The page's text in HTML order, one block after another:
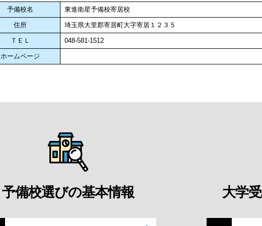
予備校名 東進衛星予備校寄居校
住所 埼玉県大里郡寄居町大字寄居１２３５
ＴＥＬ 048-581-1512
ホームページ
予備校選びの基本情報 大学